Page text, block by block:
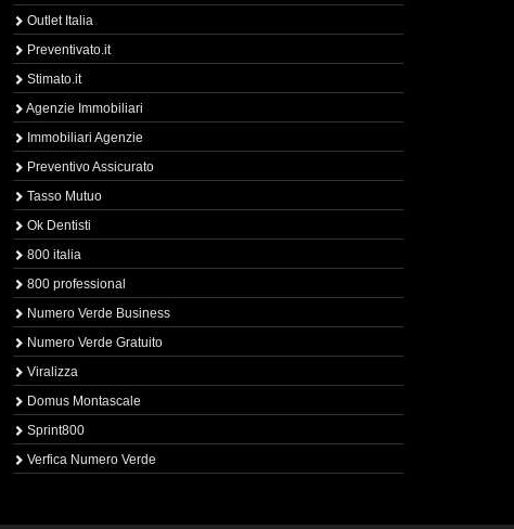
Outlet Italia
Preventivato.it
Stimato.it
Agenzie Immobiliari
Immobiliari Agenzie
Preventivo Assicurato
Tasso Mutuo
Ok Dentisti
800 italia
800 professional
Numero Verde Business
Numero Verde Gratuito
Viralizza
Domus Montascale
Sprint800
Verfica Numero Verde